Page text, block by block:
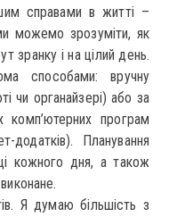
справами в житті –
можемо зрозуміти, як
зранку і на цілий день.
способами: вручну
чи органайзері) або за
комп’ютерних програм
Планування
кожного дня, а також
Я думаю більшість з